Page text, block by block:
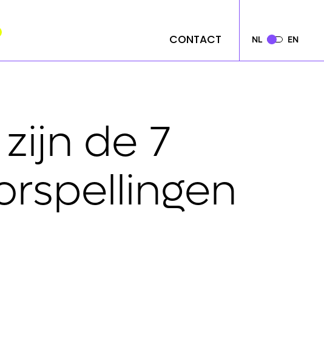
CONTACT NL EN
CONTACT NL EN
de 7